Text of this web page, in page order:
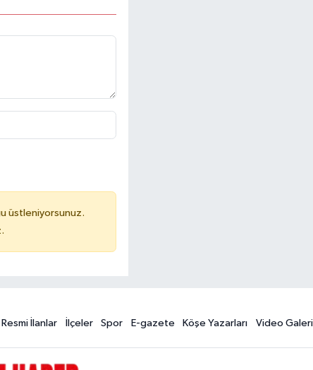
üstleniyorsunuz.
Resmi İlanlar İlçeler Spor E-gazete Köşe Yazarları Video Galeri